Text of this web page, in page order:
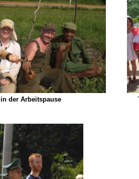
in der Arbeitspause